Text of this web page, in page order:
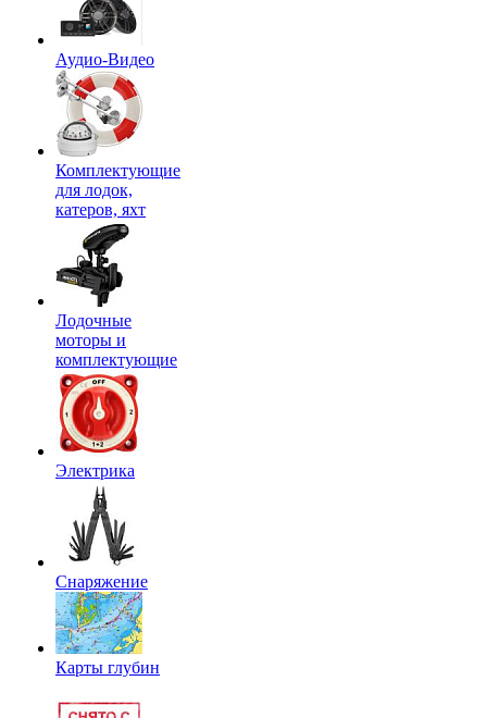
Аудио-Видео
Комплектующие
для лодок,
катеров, яхт
Лодочные
моторы и
комплектующие
Электрика
Снаряжение
Карты глубин